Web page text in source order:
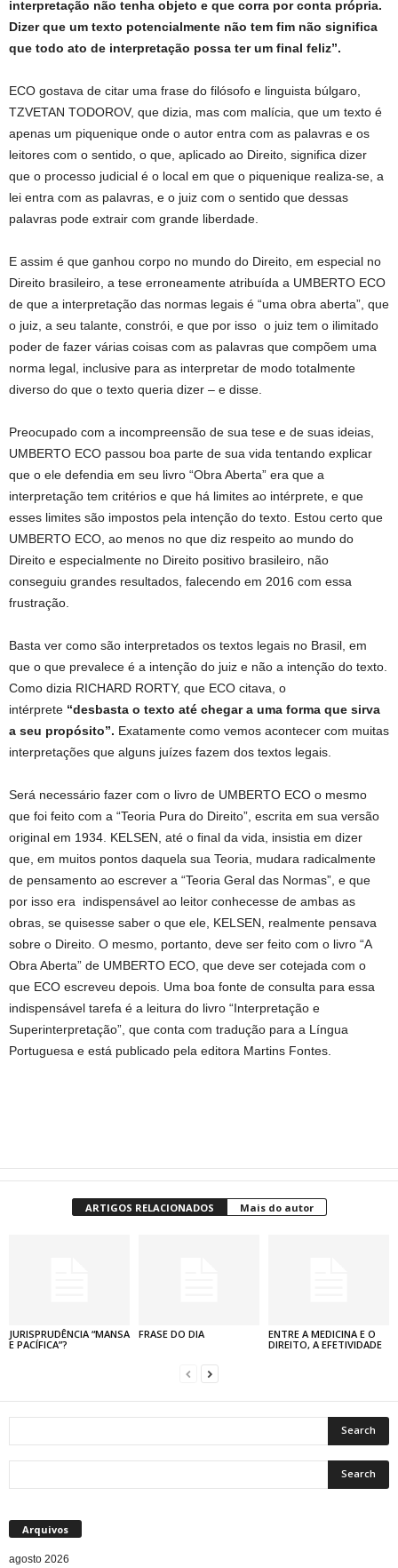
interpretação não tenha objeto e que corra por conta própria.
Dizer que um texto potencialmente não tem fim não significa
que todo ato de interpretação possa ter um final feliz”.
ECO gostava de citar uma frase do filósofo e linguista búlgaro,
TZVETAN TODOROV, que dizia, mas com malícia, que um texto é
apenas um piquenique onde o autor entra com as palavras e os
leitores com o sentido, o que, aplicado ao Direito, significa dizer
que o processo judicial é o local em que o piquenique realiza-se, a
lei entra com as palavras, e o juiz com o sentido que dessas
palavras pode extrair com grande liberdade.
E assim é que ganhou corpo no mundo do Direito, em especial no
Direito brasileiro, a tese erroneamente atribuída a UMBERTO ECO
de que a interpretação das normas legais é “uma obra aberta”, que
o juiz, a seu talante, constrói, e que por isso o juiz tem o ilimitado
poder de fazer várias coisas com as palavras que compõem uma
norma legal, inclusive para as interpretar de modo totalmente
diverso do que o texto queria dizer – e disse.
Preocupado com a incompreensão de sua tese e de suas ideias,
UMBERTO ECO passou boa parte de sua vida tentando explicar
que o ele defendia em seu livro “Obra Aberta” era que a
interpretação tem critérios e que há limites ao intérprete, e que
esses limites são impostos pela intenção do texto. Estou certo que
UMBERTO ECO, ao menos no que diz respeito ao mundo do
Direito e especialmente no Direito positivo brasileiro, não
conseguiu grandes resultados, falecendo em 2016 com essa
frustração.
Basta ver como são interpretados os textos legais no Brasil, em
que o que prevalece é a intenção do juiz e não a intenção do texto.
Como dizia RICHARD RORTY, que ECO citava, o
intérprete “desbasta o texto até chegar a uma forma que sirva
a seu propósito”. Exatamente como vemos acontecer com muitas
interpretações que alguns juízes fazem dos textos legais.
Será necessário fazer com o livro de UMBERTO ECO o mesmo
que foi feito com a “Teoria Pura do Direito”, escrita em sua versão
original em 1934. KELSEN, até o final da vida, insistia em dizer
que, em muitos pontos daquela sua Teoria, mudara radicalmente
de pensamento ao escrever a “Teoria Geral das Normas”, e que
por isso era indispensável ao leitor conhecesse de ambas as
obras, se quisesse saber o que ele, KELSEN, realmente pensava
sobre o Direito. O mesmo, portanto, deve ser feito com o livro “A
Obra Aberta” de UMBERTO ECO, que deve ser cotejada com o
que ECO escreveu depois. Uma boa fonte de consulta para essa
indispensável tarefa é a leitura do livro “Interpretação e
Superinterpretação”, que conta com tradução para a Língua
Portuguesa e está publicado pela editora Martins Fontes.
ARTIGOS RELACIONADOS Mais do autor
JURISPRUDÊNCIA “MANSA
E PACÍFICA”?
FRASE DO DIA
ENTRE A MEDICINA E O
DIREITO, A EFETIVIDADE
Arquivos
agosto 2026